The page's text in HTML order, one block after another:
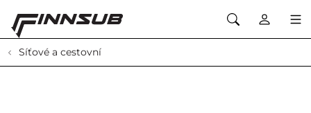
Síťové a cestovní